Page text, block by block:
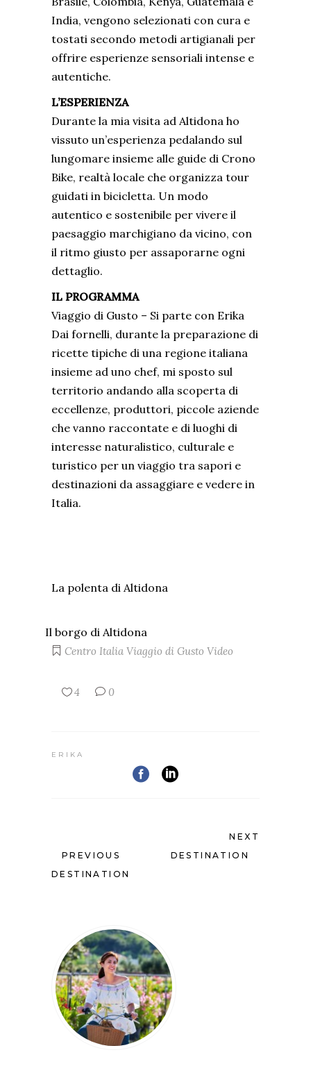
India, vengono selezionati con cura e
tostati secondo metodi artigianali per
offrire esperienze sensoriali intense e
autentiche.
L’ESPERIENZA
Durante la mia visita ad Altidona ho
vissuto un’esperienza pedalando sul
lungomare insieme alle guide di Crono
Bike, realtà locale che organizza tour
guidati in bicicletta. Un modo
autentico e sostenibile per vivere il
paesaggio marchigiano da vicino, con
il ritmo giusto per assaporarne ogni
dettaglio.
IL PROGRAMMA
Viaggio di Gusto – Si parte con Erika
Dai fornelli, durante la preparazione di
ricette tipiche di una regione italiana
insieme ad uno chef, mi sposto sul
territorio andando alla scoperta di
eccellenze, produttori, piccole aziende
che vanno raccontate e di luoghi di
interesse naturalistico, culturale e
turistico per un viaggio tra sapori e
destinazioni da assaggiare e vedere in
Italia.
La polenta di Altidona
Il borgo di Altidona
Centro Italia Viaggio di Gusto Video
4 0
ERIKA
PREVIOUS
DESTINATION
NEXT
DESTINATION